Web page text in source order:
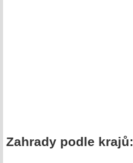
Zahrady podle krajů: